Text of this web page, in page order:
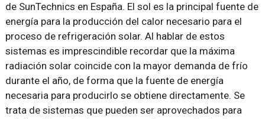
de SunTechnics en España. El sol es la principal fuente de
energía para la producción del calor necesario para el
proceso de refrigeración solar. Al hablar de estos
sistemas es imprescindible recordar que la máxima
radiación solar coincide con la mayor demanda de frío
durante el año, de forma que la fuente de energía
necesaria para producirlo se obtiene directamente. Se
trata de sistemas que pueden ser aprovechados para